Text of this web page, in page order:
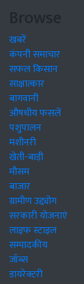
Browse
खबरें
कंपनी समाचार
सफल किसान
साक्षात्कार
बागवानी
औषधीय फसलें
पशुपालन
मशीनरी
खेती-बाड़ी
मौसम
बाजार
ग्रामीण उद्द्योग
सरकारी योजनाएं
लाइफ स्टाइल
सम्पादकीय
जॉब्स
डायरेक्टरी